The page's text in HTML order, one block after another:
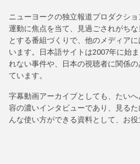
ニューヨークの独立報道プロダクシ
運動に焦点を当て、見過ごされがち
とする番組づくりで、他のメディア
います。日本語サイトは2007年に始
れない事件や、日本の視聴者に関係
ています。
字幕動画アーカイブとしても、たい
容の濃いインタビューであり、見る
んな使い方ができる資料として、お役